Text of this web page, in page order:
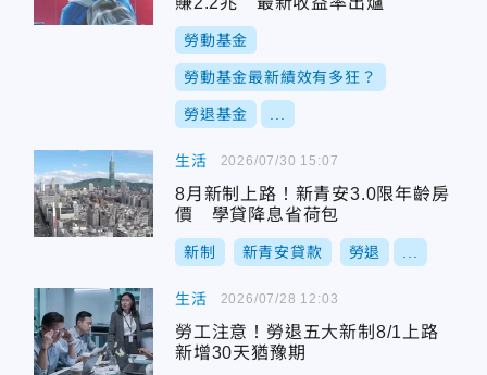
勞動基金
勞動基金最新績效有多狂？
勞退基金
生活
8月新制上路！新青安3.0限年齡房
價 學貸降息省荷包
新制 新青安貸款 勞退
2026/07/30 15:07
生活
勞工注意！勞退五大新制8/1上路
新增30天猶豫期
2026/07/28 12:03